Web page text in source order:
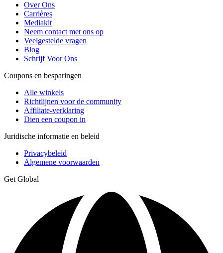
Over Ons
Carrières
Mediakit
Neem contact met ons op
Veelgestelde vragen
Blog
Schrijf Voor Ons
Coupons en besparingen
Alle winkels
Richtlijnen voor de community
Affiliate-verklaring
Dien een coupon in
Juridische informatie en beleid
Privacybeleid
Algemene voorwaarden
Get Global